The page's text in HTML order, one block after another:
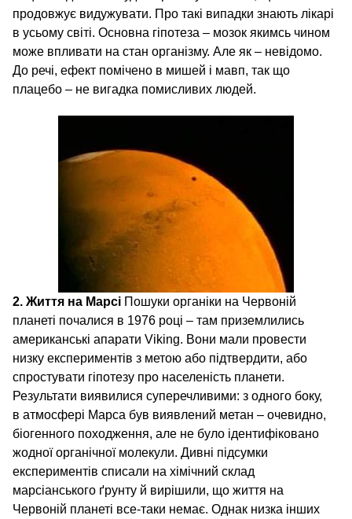
продовжує видужувати. Про такі випадки знають лікарі
в усьому світі. Основна гіпотеза – мозок якимсь чином
може впливати на стан організму. Але як – невідомо.
До речі, ефект помічено в мишей і мавп, так що
плацебо – не вигадка помисливих людей.
2. Життя на Марсі Пошуки органіки на Червоній
планеті почалися в 1976 році – там приземлились
американські апарати Viking. Вони мали провести
низку експериментів з метою або підтвердити, або
спростувати гіпотезу про населеність планети.
Результати виявилися суперечливими: з одного боку,
в атмосфері Марса був виявлений метан – очевидно,
біогенного походження, але не було ідентифіковано
жодної органічної молекули. Дивні підсумки
експериментів списали на хімічний склад
марсіанського ґрунту й вирішили, що життя на
Червоній планеті все-таки немає. Однак низка інших